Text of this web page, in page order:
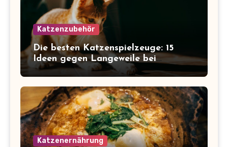
Katzenzubehör
Die besten Katzenspielzeuge: 15
Ideen gegen Langeweile bei
Wohnungskatzen
Katzenernährung